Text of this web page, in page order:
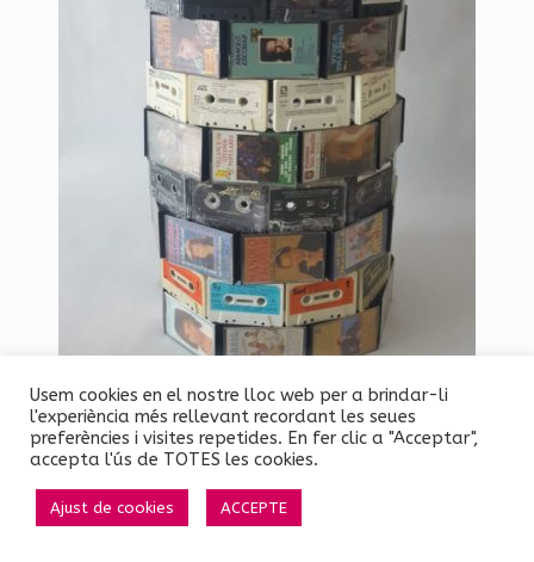
Usem cookies en el nostre lloc web per a brindar-li
l'experiència més rellevant recordant les seues
preferències i visites repetides. En fer clic a "Acceptar",
accepta l'ús de TOTES les cookies.
Ajust de cookies ACCEPTE